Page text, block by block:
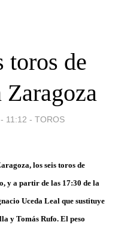
toros de
11:12 - TOROS
, los seis toros de
y a partir de las 17:30 de la
Uceda Leal que sustituye
y Tomás Rufo. El peso